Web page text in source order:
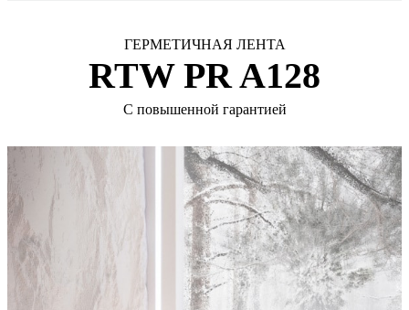
ГЕРМЕТИЧНАЯ ЛЕНТА
RTW PR A128
С повышенной гарантией